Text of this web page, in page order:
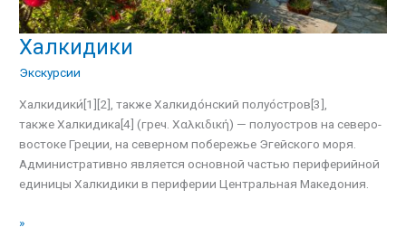
Халкидики
Экскурсии
Халкидики́[1][2], также Халкидо́нский полуо́стров[3],
также Халкидика[4] (греч. Χαλκιδική) — полуостров на северо-
востоке Греции, на северном побережье Эгейского моря.
Административно является основной частью периферийной
единицы Халкидики в периферии Центральная Македония.
Халкидики
»